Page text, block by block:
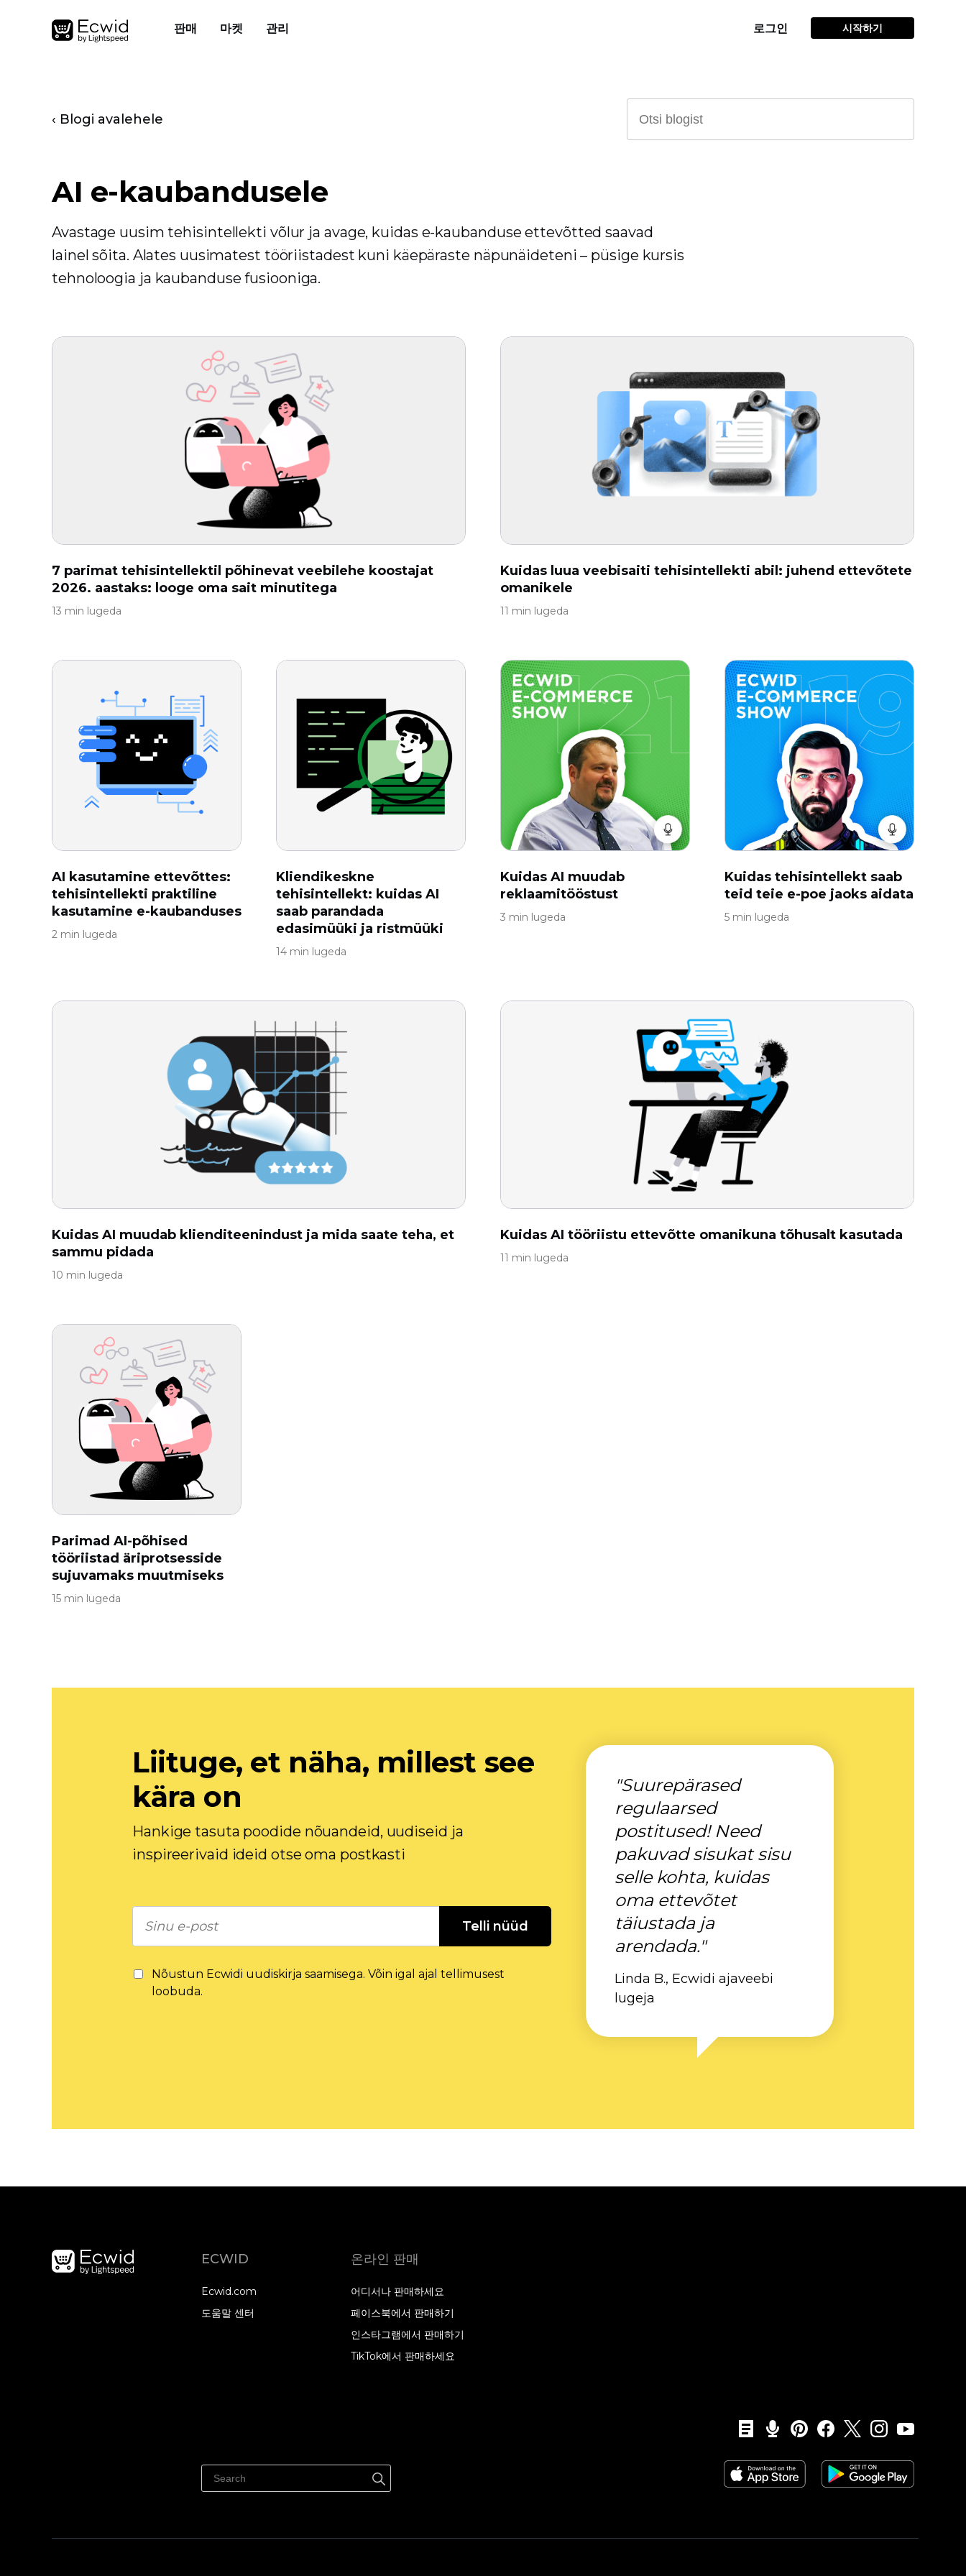
판매 마켓 관리 로그인 시작하기
‹ Blogi avalehele
AI e-kaubandusele
Avastage uusim tehisintellekti võlur ja avage, kuidas e-kaubanduse ettevõtted saavad
lainel sõita. Alates uusimatest tööriistadest kuni käepäraste näpunäideteni – püsige kursis
tehnoloogia ja kaubanduse fusiooniga.
7 parimat tehisintellektil põhinevat veebilehe koostajat
2026. aastaks: looge oma sait minutitega
13 min lugeda
Kuidas luua veebisaiti tehisintellekti abil: juhend ettevõtete
omanikele
11 min lugeda
AI kasutamine ettevõttes:
tehisintellekti praktiline
kasutamine e-kaubanduses
2 min lugeda
Kliendikeskne
tehisintellekt: kuidas AI
saab parandada
edasimüüki ja ristmüüki
14 min lugeda
Kuidas AI muudab
reklaamitööstust
3 min lugeda
Kuidas tehisintellekt saab
teid teie e-poe jaoks aidata
5 min lugeda
Kuidas AI muudab klienditeenindust ja mida saate teha, et
sammu pidada
10 min lugeda
Kuidas AI tööriistu ettevõtte omanikuna tõhusalt kasutada
11 min lugeda
Parimad AI-põhised
tööriistad äriprotsesside
sujuvamaks muutmiseks
15 min lugeda
Liituge, et näha, millest see
kära on
Hankige tasuta poodide nõuandeid, uudiseid ja
inspireerivaid ideid otse oma postkasti
Telli nüüd
Nõustun Ecwidi uudiskirja saamisega. Võin igal ajal tellimusest
loobuda.
"Suurepärased
regulaarsed
postitused! Need
pakuvad sisukat sisu
selle kohta, kuidas
oma ettevõtet
täiustada ja
arendada."
Linda B., Ecwidi ajaveebi
lugeja
ECWID
Ecwid.com
도움말 센터
온라인 판매
어디서나 판매하세요
페이스북에서 판매하기
인스타그램에서 판매하기
TikTok에서 판매하세요